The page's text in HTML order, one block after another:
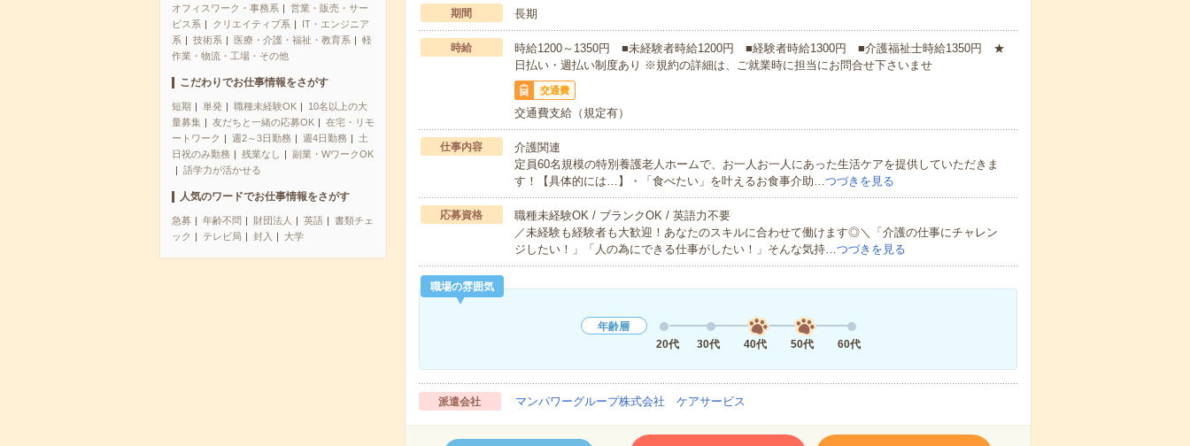
オフィスワーク・事務系
営業・販売・サー
ビス系
クリエイティブ系
IT・エンジニア
系
技術系 医療・介護・福祉・教育系
軽
作業・物流・工場・その他
こだわりでお仕事情報をさがす
短期 単発 職種未経験OK
10名以上の大
量募集
友だちと一緒の応募OK
在宅・リモ
ートワーク
週2～3日勤務 週4日勤務
土
日祝のみ勤務
残業なし
副業・WワークOK
語学力が活かせる
人気のワードでお仕事情報をさがす
急募 年齢不問 財団法人 英語
書類チェ
ック
テレビ局 封入 大学
期間 長期
時給
時給1200～1350円 ■未経験者時給1200円 ■経験者時給1300円 ■介護福祉士時給1350円 ★
日払い・週払い制度あり ※規約の詳細は、ご就業時に担当にお問合せ下さいませ
交通費
交通費支給（規定有）
仕事内容
介護関連
定員60名規模の特別養護老人ホームで、お一人お一人にあった生活ケアを提供していただきま
す！【具体的には…】・「食べたい」を叶えるお食事介助…つづきを見る
応募資格
職種未経験OK / ブランクOK / 英語力不要
／未経験も経験者も大歓迎！あなたのスキルに合わせて働けます◎＼「介護の仕事にチャレン
ジしたい！」「人の為にできる仕事がしたい！」そんな気持…つづきを見る
職場の雰囲気
年齢層
20代
30代 40代 50代 60代
派遣会社 マンパワーグループ株式会社 ケアサービス